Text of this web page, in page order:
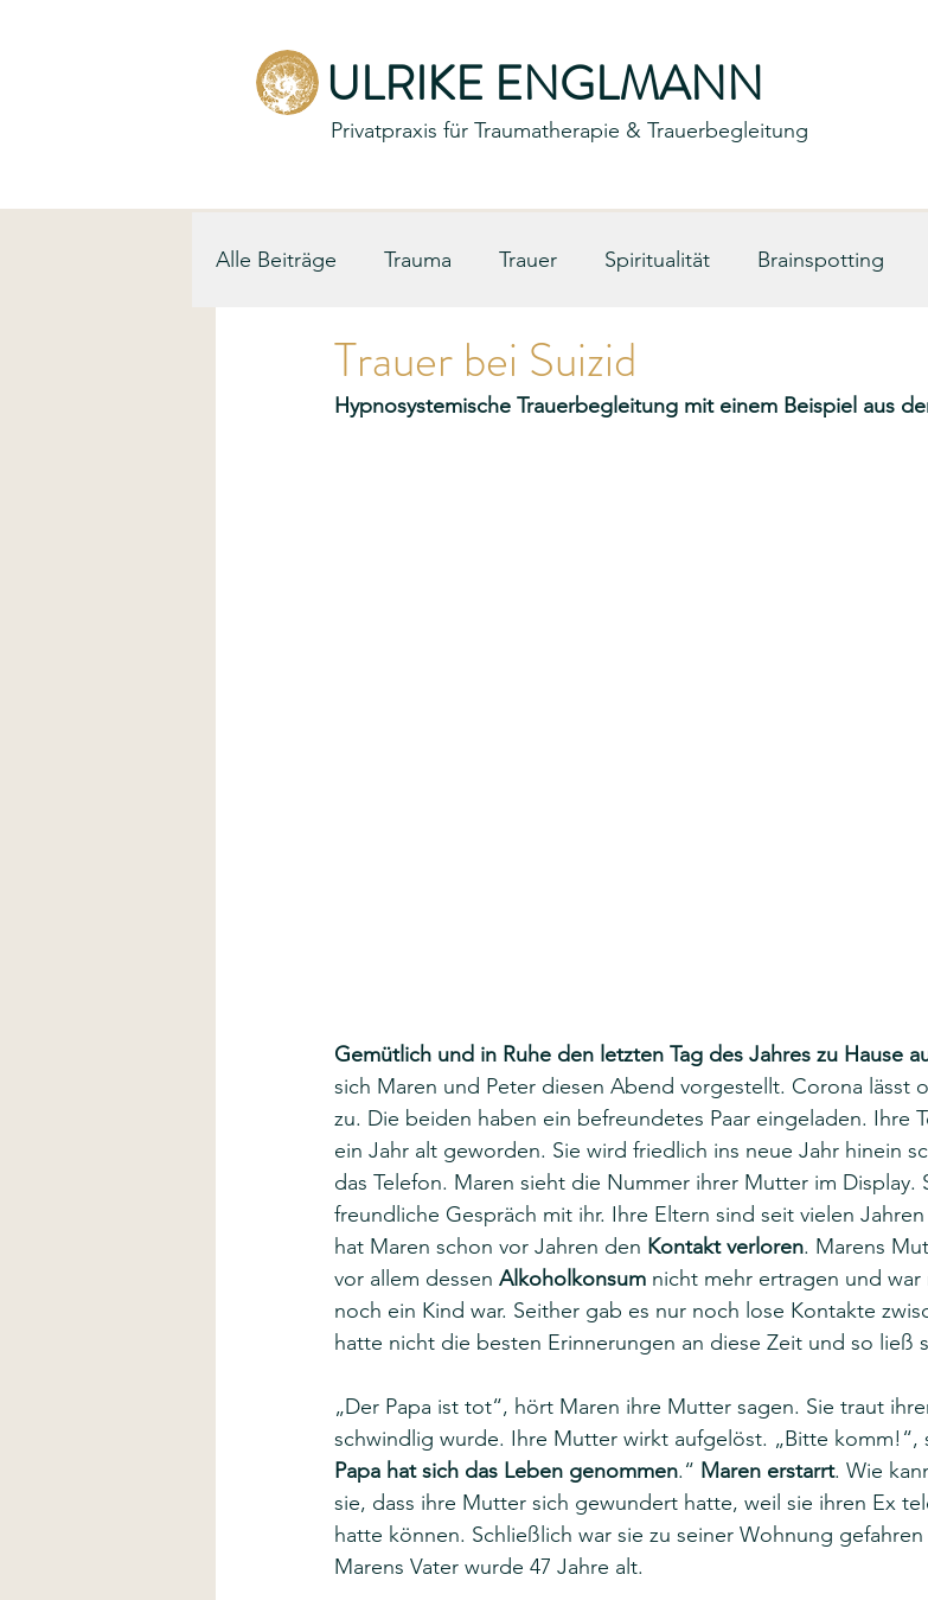
ULRIKE ENGLMANN
Privatpraxis für Traumatherapie & Trauerbegleitung
Alle Beiträge Trauma Trauer Spiritualität Brainspotting
Trauer bei Suizid
Hypnosystemische Trauerbegleitung mit einem Beispiel aus
Gemütlich und in Ruhe den letzten Tag des Jahres zu Hause
sich Maren und Peter diesen Abend vorgestellt. Corona lässt
zu. Die beiden haben ein befreundetes Paar eingeladen. Ihre
ein Jahr alt geworden. Sie wird friedlich ins neue Jahr hinein
das Telefon. Maren sieht die Nummer ihrer Mutter im Display.
freundliche Gespräch mit ihr. Ihre Eltern sind seit vielen Jahren
hat Maren schon vor Jahren den Kontakt verloren. Marens
vor allem dessen Alkoholkonsum nicht mehr ertragen und
noch ein Kind war. Seither gab es nur noch lose Kontakte
hatte nicht die besten Erinnerungen an diese Zeit und so ließ
„Der Papa ist tot“, hört Maren ihre Mutter sagen. Sie traut
schwindlig wurde. Ihre Mutter wirkt aufgelöst. „Bitte komm!“,
Papa hat sich das Leben genommen.“ Maren erstarrt. Wie
sie, dass ihre Mutter sich gewundert hatte, weil sie ihren Ex
hatte können. Schließlich war sie zu seiner Wohnung
Marens Vater wurde 47 Jahre alt.